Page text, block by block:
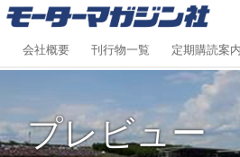
会社概要 刊行物一覧 定期購読案内
プレビュー